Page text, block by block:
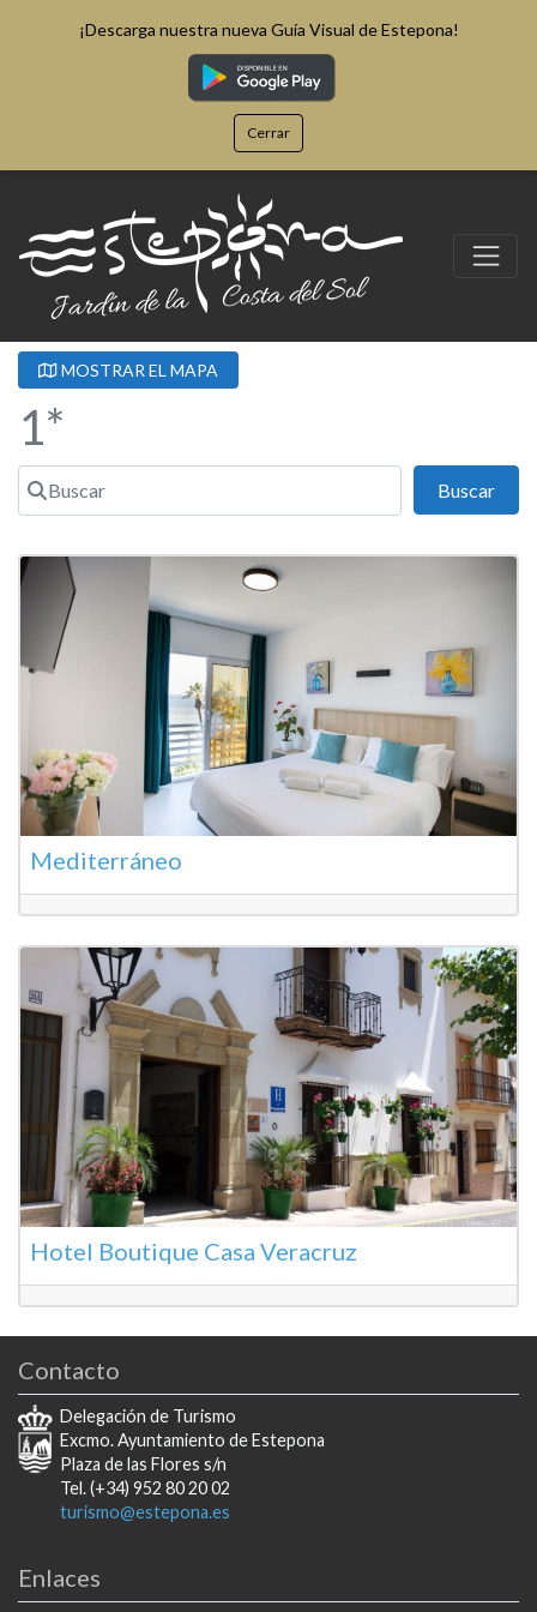
¡Descarga nuestra nueva Guía Visual de Estepona!
Cerrar
MOSTRAR EL MAPA
1*
Buscar
Buscar
Mediterráneo
Hotel Boutique Casa Veracruz
Contacto
Delegación de Turismo
Excmo. Ayuntamiento de Estepona
Plaza de las Flores s/n
Tel. (+34) 952 80 20 02
turismo@estepona.es
Enlaces